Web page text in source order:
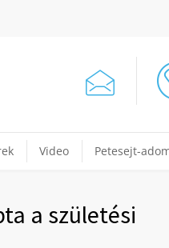
Video Petesejt-
a születési